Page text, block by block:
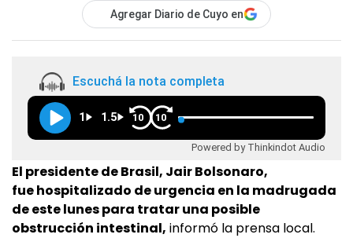
Agregar Diario de Cuyo en
Escuchá la nota completa
1 1.5 10 10
Powered by Thinkindot Audio
El presidente de Brasil, Jair Bolsonaro,
fue hospitalizado de urgencia en la madrugada
de este lunes para tratar una posible
obstrucción intestinal, informó la prensa local.